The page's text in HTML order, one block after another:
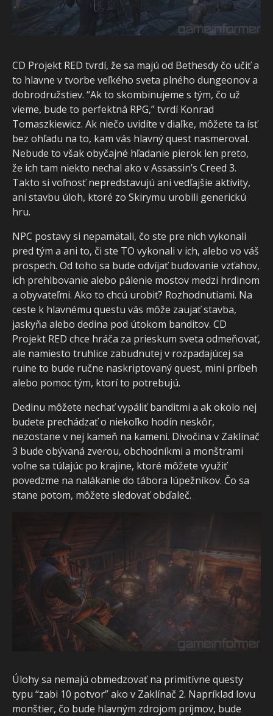
CD Projekt RED tvrdí, že sa majú od Bethesdy čo učiť a
to hlavne v tvorbe veľkého sveta plného dungeonov a
dobrodružstiev. “Ak to skombinujeme s tým, čo už
vieme, bude to perfektná RPG,” tvrdí Konrad
Tomaszkiewicz. Ak niečo uvidíte v diaľke, môžete ta ísť
bez ohľadu na to, kam vás hlavný quest nasmeroval.
Nebude to však obyčajné hľadanie pierok len preto,
že ich tam niekto nechal ako v Assassin’s Creed 3.
Takto si voľnosť nepredstavujú ani vedľajšie aktivity,
ani stavbu úloh, ktoré zo Skirymu urobili generickú
hru.
NPC postavy si nepamätali, čo ste pre nich vykonali
pred tým a ani to, či ste TO vykonali v ich, alebo vo váš
prospech. Od toho sa bude odvíjať budovanie vzťahov,
ich prehlbovanie alebo pálenie mostov medzi hrdinom
a obyvateľmi. Ako to chcú urobiť? Rozhodnutiami. Na
ceste k hlavnému questu vás môže zaujať stavba,
jaskyňa alebo dedina pod útokom banditov. CD
Projekt RED chce hráča za prieskum sveta odmeňovať,
ale namiesto truhlice zabudnutej v rozpadajúcej sa
ruine to bude ručne naskriptovaný quest, mini príbeh
alebo pomoc tým, ktorí to potrebujú.
Dedinu môžete nechať vypáliť banditmi a ak okolo nej
budete prechádzať o niekoľko hodín neskôr,
nezostane v nej kameň na kameni. Divočina v Zaklínač
3 bude obývaná zverou, obchodníkmi a monštrami
voľne sa túlajúc po krajine, ktoré môžete využiť
povedzme na nalákanie do tábora lúpežníkov. Čo sa
stane potom, môžete sledovať obďaleč.
Úlohy sa nemajú obmedzovať na primitívne questy
typu “zabi 10 potvor” ako v Zaklínač 2. Napríklad lovu
monštier, čo bude hlavným zdrojom príjmov, bude